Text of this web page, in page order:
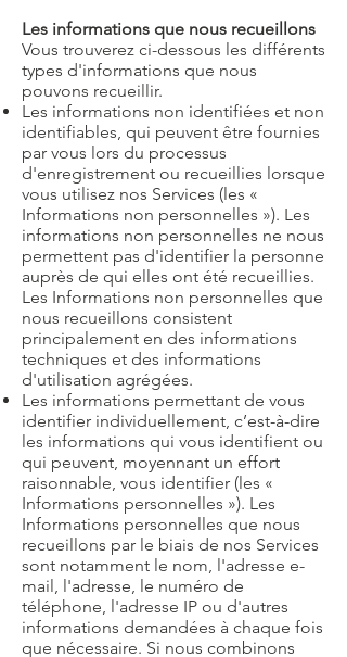
Les informations que nous recueillons
Vous trouverez ci-dessous les différents
types d'informations que nous
pouvons recueillir.
Les informations non identifiées et non
identifiables, qui peuvent être fournies
par vous lors du processus
d'enregistrement ou recueillies lorsque
vous utilisez nos Services (les «
Informations non personnelles »). Les
informations non personnelles ne nous
permettent pas d'identifier la personne
auprès de qui elles ont été recueillies.
Les Informations non personnelles que
nous recueillons consistent
principalement en des informations
techniques et des informations
d'utilisation agrégées.
Les informations permettant de vous
identifier individuellement, c’est-à-dire
les informations qui vous identifient ou
qui peuvent, moyennant un effort
raisonnable, vous identifier (les «
Informations personnelles »). Les
Informations personnelles que nous
recueillons par le biais de nos Services
sont notamment le nom, l'adresse e-
mail, l'adresse, le numéro de
téléphone, l'adresse IP ou d'autres
informations demandées à chaque fois
que nécessaire. Si nous combinons